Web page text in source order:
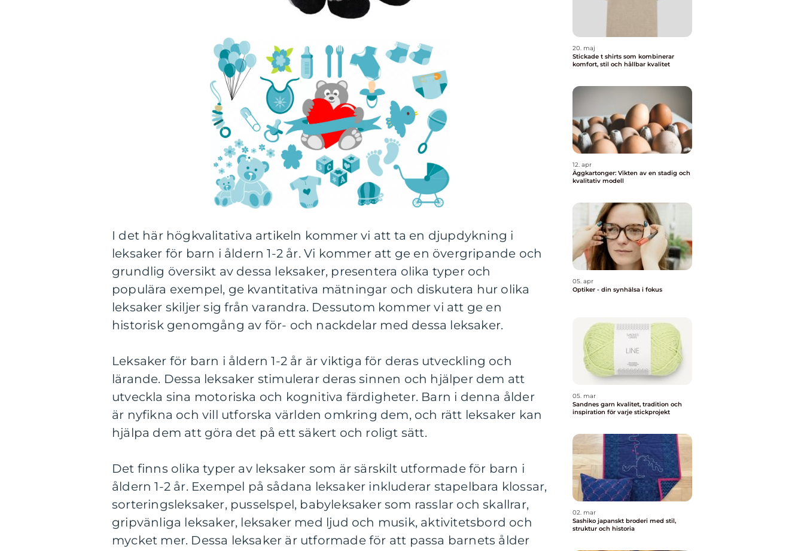
I det här högkvalitativa artikeln kommer vi att ta en djupdykning i
leksaker för barn i åldern 1-2 år. Vi kommer att ge en övergripande och
grundlig översikt av dessa leksaker, presentera olika typer och
populära exempel, ge kvantitativa mätningar och diskutera hur olika
leksaker skiljer sig från varandra. Dessutom kommer vi att ge en
historisk genomgång av för- och nackdelar med dessa leksaker.
Leksaker för barn i åldern 1-2 år är viktiga för deras utveckling och
lärande. Dessa leksaker stimulerar deras sinnen och hjälper dem att
utveckla sina motoriska och kognitiva färdigheter. Barn i denna ålder
är nyfikna och vill utforska världen omkring dem, och rätt leksaker kan
hjälpa dem att göra det på ett säkert och roligt sätt.
Det finns olika typer av leksaker som är särskilt utformade för barn i
åldern 1-2 år. Exempel på sådana leksaker inkluderar stapelbara klossar,
sorteringsleksaker, pusselspel, babyleksaker som rasslar och skallrar,
gripvänliga leksaker, leksaker med ljud och musik, aktivitetsbord och
mycket mer. Dessa leksaker är utformade för att passa barnets ålder
20. maj
Stickade t shirts som kombinerar
komfort, stil och hållbar kvalitet
12. apr
Äggkartonger: Vikten av en stadig och
kvalitativ modell
05. apr
Optiker - din synhälsa i fokus
05. mar
Sandnes garn kvalitet, tradition och
inspiration för varje stickprojekt
02. mar
Sashiko japanskt broderi med stil,
struktur och historia